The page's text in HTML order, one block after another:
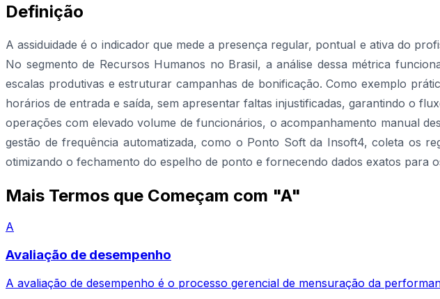
Definição
A assiduidade é o indicador que mede a presença regular, pontual e ativa do
No segmento de Recursos Humanos no Brasil, a análise dessa métrica
escalas produtivas e estruturar campanhas de bonificação. Como exemplo
horários de entrada e saída, sem apresentar faltas injustificadas, garantindo o
operações com elevado volume de funcionários, o acompanhamento manual
gestão de frequência automatizada, como o Ponto Soft da Insoft4, coleta os
otimizando o fechamento do espelho de ponto e fornecendo dados exatos para
Mais Termos que Começam com "A"
A
Avaliação de desempenho
A avaliação de desempenho é o processo gerencial de mensuração da